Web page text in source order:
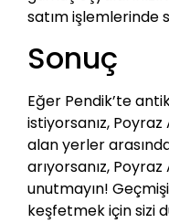
satım işlemlerinde
Sonuç
Eğer Pendik’te
istiyorsanız,
alan yerler
arıyorsanız,
unutmayın!
keşfetmek için sizi